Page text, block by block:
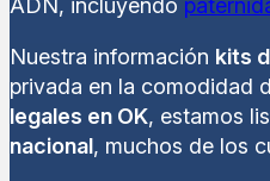
ADN, incluyendo
Nuestra información kits
privada en la comodidad
legales en OK, estamos
nacional, muchos de los